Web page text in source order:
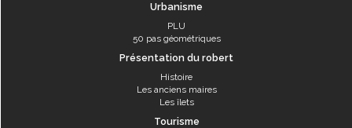
Urbanisme
PLU
50 pas géométriques
Présentation du robert
Histoire
Les anciens maires
Les îlets
Tourisme